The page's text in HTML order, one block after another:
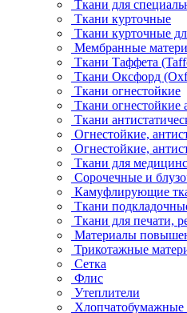
Ткани для
Ткани курточные
Ткани курточные
Мембранные
Ткани Таффета
Ткани Оксфорд
Ткани огнестойкие
Ткани огнестойкие
Ткани
Огнестойкие,
Огнестойкие,
Ткани для
Сорочечные и
Камуфлирующие
Ткани
Ткани для печати,
Материалы
Трикотажные
Сетка
Флис
Утеплители